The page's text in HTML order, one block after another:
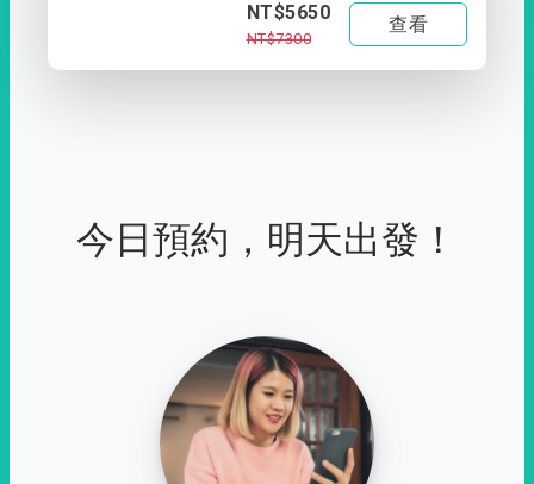
NT$5650
NT$7300
查看
今日預約，明天出發！